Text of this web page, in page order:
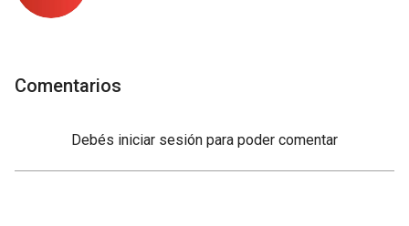
Comentarios
Debés iniciar sesión para poder comentar